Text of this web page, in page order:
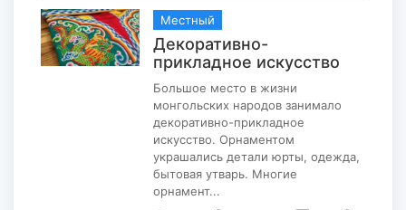
Местный
Декоративно-
прикладное искусство
Большое место в жизни
монгольских народов занимало
декоративно-прикладное
искусство. Орнаментом
украшались детали юрты, одежда,
бытовая утварь. Многие
орнамент...